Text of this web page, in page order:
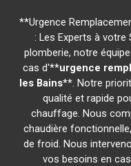
**Urgence
: Les Experts à votre
plomberie, notre
cas d'**urgence
les Bains**. Notre
qualité et rapide
chauffage. Nous
chaudière
de froid. Nous
vos besoins en